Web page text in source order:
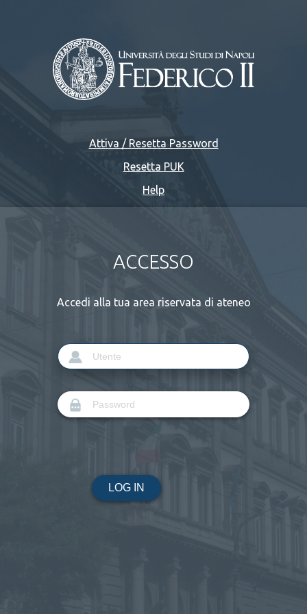
Attiva / Resetta Password
Resetta PUK
Help
ACCESSO
Accedi alla tua area riservata di ateneo